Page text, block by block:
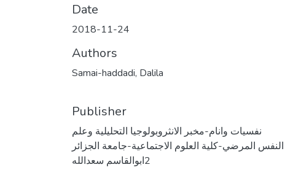
Date
2018-11-24
Authors
Samai-haddadi, Dalila
Publisher
نفسيات وانام-مخبر الانثروبولوجيا التحليلية وعلم
النفس المرضي-كلية العلوم الاجتماعية-جامعة الجزائر
2ابوالقاسم سعدالله